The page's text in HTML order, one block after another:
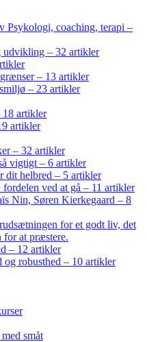
Psykologi, coaching, terapi –
udvikling – 32 artikler
– 13 artikler
– 23 artikler
artikler
artikler
– 32 artikler
vigtigt – 6 artikler
dit helbred – 5 artikler
ved at gå – 11 artikler
Nin, Søren Kierkegaard – 8
for et godt liv, det
for at præstere.
– 12 artikler
robusthed – 10 artikler
småt